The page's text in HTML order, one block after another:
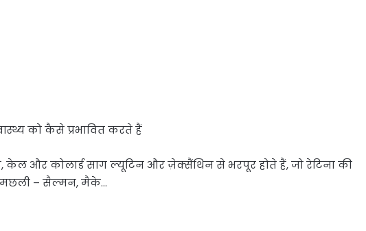
को कैसे प्रभावित करते हैं
केल और कोलार्ड साग ल्यूटिन और ज़ेक्सैंथिन से भरपूर होते हैं, जो रेटिना की
मछली – सैल्मन, मैके…